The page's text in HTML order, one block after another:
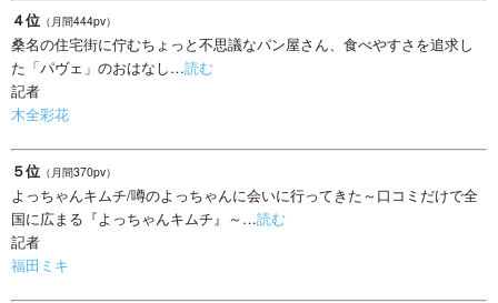
４位 （月間444pv）
桑名の住宅街に佇むちょっと不思議なパン屋さん、食べやすさを追求し
た「パヴェ」のおはなし…読む
記者
木全彩花
５位 （月間370pv）
よっちゃんキムチ/噂のよっちゃんに会いに行ってきた～口コミだけで全
国に広まる『よっちゃんキムチ』～…読む
記者
福田ミキ